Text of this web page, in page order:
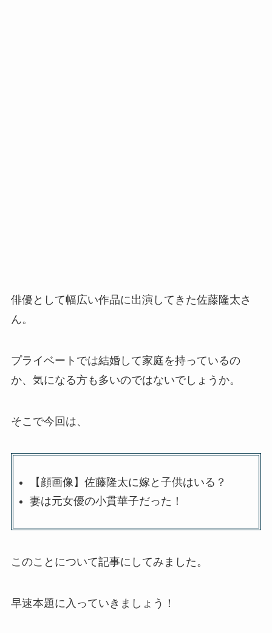
俳優として幅広い作品に出演してきた佐藤隆太さ
ん。
プライベートでは結婚して家庭を持っているの
か、気になる方も多いのではないでしょうか。
そこで今回は、
【顔画像】佐藤隆太に嫁と子供はいる？
妻は元女優の小貫華子だった！
このことについて記事にしてみました。
早速本題に入っていきましょう！